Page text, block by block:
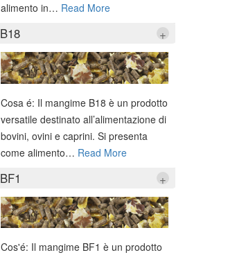
alimento in… Read More
B18 +
Cosa é: Il mangime B18 è un prodotto
versatile destinato all’alimentazione di
bovini, ovini e caprini. Si presenta
come alimento… Read More
BF1 +
Cos'é: Il mangime BF1 è un prodotto